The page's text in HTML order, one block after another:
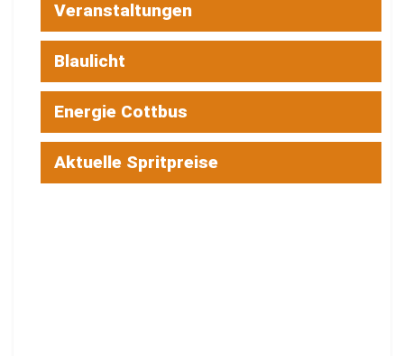
Veranstaltungen
Blaulicht
Energie Cottbus
Aktuelle Spritpreise